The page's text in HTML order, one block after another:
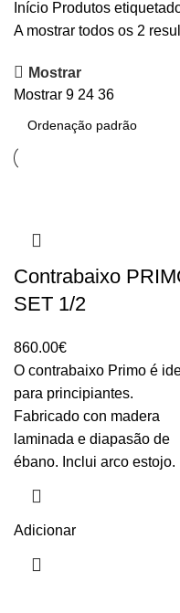
Início Produtos
A mostrar todos os 2
Mostrar
Mostrar 9 24 36
Contrabaixo
SET 1/2
860.00€
O contrabaixo Primo é
para principiantes.
Fabricado con madera
laminada e diapasão de
ébano. Inclui arco estojo.
Adicionar